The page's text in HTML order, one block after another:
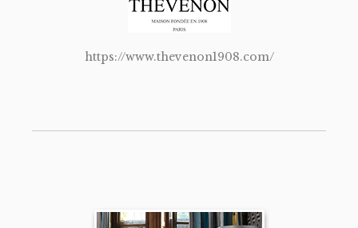
https://www.thevenon1908.com/